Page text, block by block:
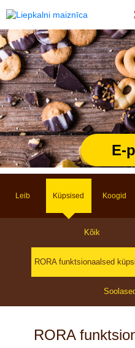
E-
Leib Küpsised Koogid
Kõik
RORA funktsionaalsed
RORA